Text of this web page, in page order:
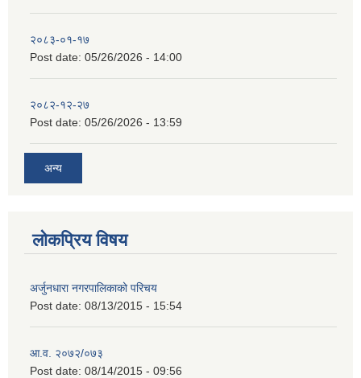
२०८३-०१-१७
Post date: 05/26/2026 - 14:00
२०८२-१२-२७
Post date: 05/26/2026 - 13:59
अन्य
लोकप्रिय विषय
अर्जुनधारा नगरपालिकाको परिचय
Post date: 08/13/2015 - 15:54
आ.व. २०७२/०७३
Post date: 08/14/2015 - 09:56